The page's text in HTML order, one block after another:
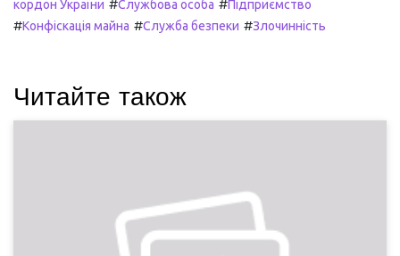
кордон України #Службова особа #Підприємство
#Конфіскація майна #Служба безпеки #Злочинність
Читайте також